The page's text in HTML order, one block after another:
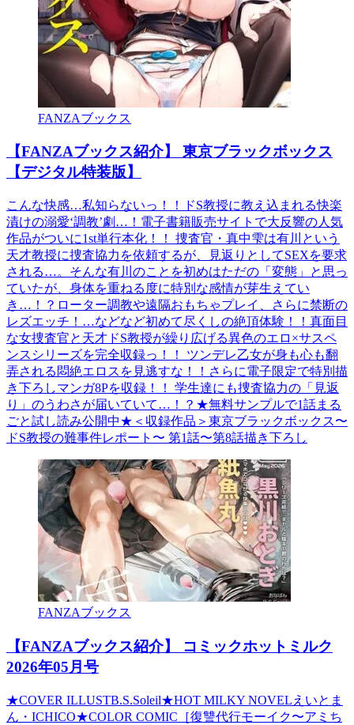
FANZAブックス
【FANZAブックス紹介】 東京ブラックボックス
【デジタル特装版】
こんな快感…私知らないっ！！ドS教授に教え込まれる快楽
漬けの溺愛‘調教’劇…！電子書籍販売サイトで大反響の人気
作品がついに1st単行本化！！ 捜査官・真中雫は有川という
天才教授に捜査協力を依頼するが、見返りとしてSEXを要求
される…。そんな有川のことを初めはただの「変態」と思っ
ていたが、身体を重ねる度に特別な感情が芽生えてい
き…！？ローター調教や遠隔おもちゃプレイ、さらに禁断の
レズエッチ！…などなど初めて尽くしの絶頂体験！！真面目
な女捜査官と天才ドS教授が繰り広げる異色のエロ×サスペ
ンスシリーズを完全収録っ！！ ツンデレ乙女が身も心も翻
弄される悶絶エロスを見逃すな！！さらに電子限定で特別描
き下ろしマンガ8Pを収録！！ 学生達にも捜査協力の「見返
り」のうわさが届いていて…！？★無料サンプルで1話まる
ごと試し読み公開中★＜収録作品＞東京ブラックボックス〜
ドS教授の難事件レポート〜 第1話〜第8話描き下ろし
FANZAブックス
【FANZAブックス紹介】 コミックホットミルク
2026年05月号
★COVER ILLUSTB.S.Soleil★HOT MILKY NOVELえいとま
ん・ICHICO★COLOR COMIC［復讐代行モーイク〜アミち